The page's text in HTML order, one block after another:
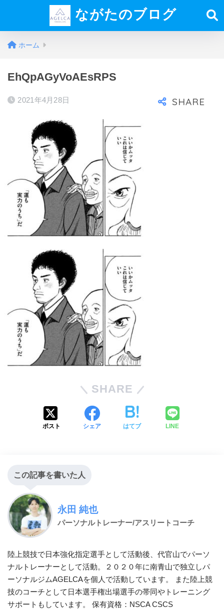
ながたのブログ
ホーム
EhQpAGyVoAEsRPS
2021年4月28日
SHARE
ポスト シェア はてブ LINE
この記事を書いた人
永田 純也
パーソナルトレーナー/アスリートコーチ
陸上競技で日本強化指定選手として活動後、代官山でパーソ
ナルトレーナーとして活動。２０２０年に南青山で独立しパ
ーソナルジムAGELCAを個人で活動しています。 また陸上競
技のコーチとして日本選手権出場選手の帯同やトレーニング
サポートもしています。 保有資格：NSCA CSCS